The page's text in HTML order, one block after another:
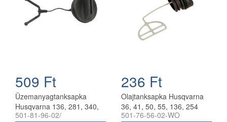
509 Ft
Üzemanyagtanksapka
Husqvarna 136, 281, 340,
365 láncfűrészhez
501-81-96-02/
236 Ft
Olajtanksapka Husqvarna
36, 41, 50, 55, 136, 254
láncfűrészhez utángyártott
501-76-56-02-WO